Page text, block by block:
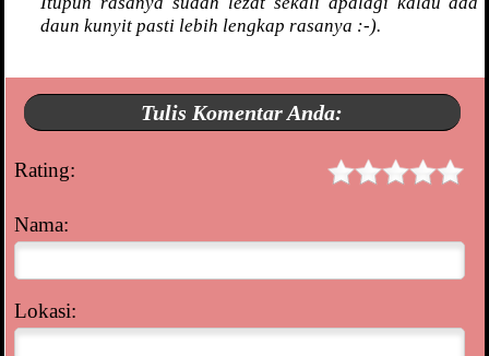
daun kunyit pasti lebih lengkap rasanya :-).
Tulis Komentar Anda:
Rating:
Nama:
Lokasi: